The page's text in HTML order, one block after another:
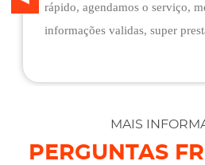
rápido, agendamos o serviço,
informações validas, super
desviaram para uma oficina
qualquer custo na maior boa
MAIS
PERGUNTAS